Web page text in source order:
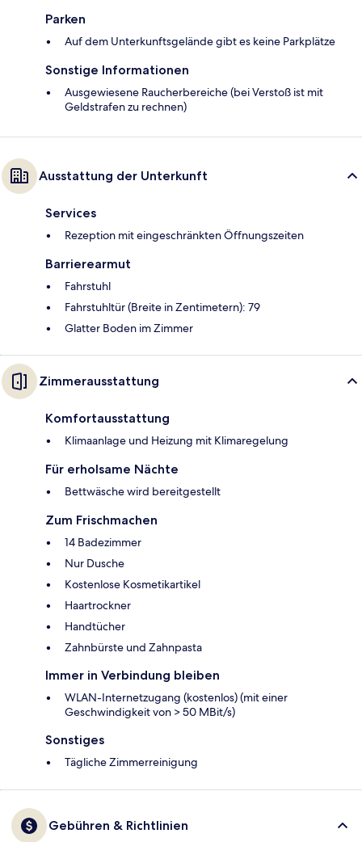
Parken
Auf dem Unterkunftsgelände gibt es keine Parkplätze
Sonstige Informationen
Ausgewiesene Raucherbereiche (bei Verstoß ist mit
Geldstrafen zu rechnen)
Ausstattung der Unterkunft
Services
Rezeption mit eingeschränkten Öffnungszeiten
Barrierearmut
Fahrstuhl
Fahrstuhltür (Breite in Zentimetern): 79
Glatter Boden im Zimmer
Zimmerausstattung
Komfortausstattung
Klimaanlage und Heizung mit Klimaregelung
Für erholsame Nächte
Bettwäsche wird bereitgestellt
Zum Frischmachen
14 Badezimmer
Nur Dusche
Kostenlose Kosmetikartikel
Haartrockner
Handtücher
Zahnbürste und Zahnpasta
Immer in Verbindung bleiben
WLAN-Internetzugang (kostenlos) (mit einer
Geschwindigkeit von > 50 MBit/s)
Sonstiges
Tägliche Zimmerreinigung
Gebühren & Richtlinien